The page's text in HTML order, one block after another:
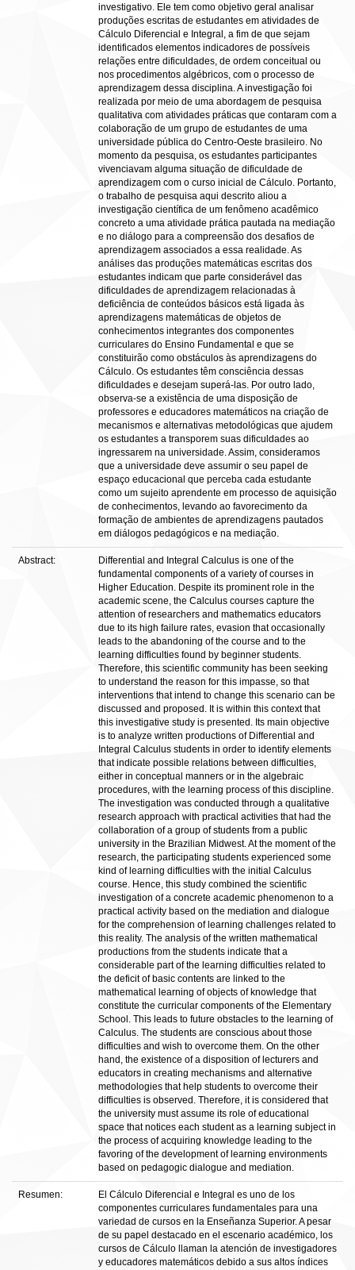
investigativo. Ele tem como objetivo geral analisar
produções escritas de estudantes em atividades de
Cálculo Diferencial e Integral, a fim de que sejam
identificados elementos indicadores de possíveis
relações entre dificuldades, de ordem conceitual ou
nos procedimentos algébricos, com o processo de
aprendizagem dessa disciplina. A investigação foi
realizada por meio de uma abordagem de pesquisa
qualitativa com atividades práticas que contaram com a
colaboração de um grupo de estudantes de uma
universidade pública do Centro-Oeste brasileiro. No
momento da pesquisa, os estudantes participantes
vivenciavam alguma situação de dificuldade de
aprendizagem com o curso inicial de Cálculo. Portanto,
o trabalho de pesquisa aqui descrito aliou a
investigação científica de um fenômeno acadêmico
concreto a uma atividade prática pautada na mediação
e no diálogo para a compreensão dos desafios de
aprendizagem associados a essa realidade. As
análises das produções matemáticas escritas dos
estudantes indicam que parte considerável das
dificuldades de aprendizagem relacionadas à
deficiência de conteúdos básicos está ligada às
aprendizagens matemáticas de objetos de
conhecimentos integrantes dos componentes
curriculares do Ensino Fundamental e que se
constituirão como obstáculos às aprendizagens do
Cálculo. Os estudantes têm consciência dessas
dificuldades e desejam superá-las. Por outro lado,
observa-se a existência de uma disposição de
professores e educadores matemáticos na criação de
mecanismos e alternativas metodológicas que ajudem
os estudantes a transporem suas dificuldades ao
ingressarem na universidade. Assim, consideramos
que a universidade deve assumir o seu papel de
espaço educacional que perceba cada estudante
como um sujeito aprendente em processo de aquisição
de conhecimentos, levando ao favorecimento da
formação de ambientes de aprendizagens pautados
em diálogos pedagógicos e na mediação.
Abstract:
Differential and Integral Calculus is one of the
fundamental components of a variety of courses in
Higher Education. Despite its prominent role in the
academic scene, the Calculus courses capture the
attention of researchers and mathematics educators
due to its high failure rates, evasion that occasionally
leads to the abandoning of the course and to the
learning difficulties found by beginner students.
Therefore, this scientific community has been seeking
to understand the reason for this impasse, so that
interventions that intend to change this scenario can be
discussed and proposed. It is within this context that
this investigative study is presented. Its main objective
is to analyze written productions of Differential and
Integral Calculus students in order to identify elements
that indicate possible relations between difficulties,
either in conceptual manners or in the algebraic
procedures, with the learning process of this discipline.
The investigation was conducted through a qualitative
research approach with practical activities that had the
collaboration of a group of students from a public
university in the Brazilian Midwest. At the moment of the
research, the participating students experienced some
kind of learning difficulties with the initial Calculus
course. Hence, this study combined the scientific
investigation of a concrete academic phenomenon to a
practical activity based on the mediation and dialogue
for the comprehension of learning challenges related to
this reality. The analysis of the written mathematical
productions from the students indicate that a
considerable part of the learning difficulties related to
the deficit of basic contents are linked to the
mathematical learning of objects of knowledge that
constitute the curricular components of the Elementary
School. This leads to future obstacles to the learning of
Calculus. The students are conscious about those
difficulties and wish to overcome them. On the other
hand, the existence of a disposition of lecturers and
educators in creating mechanisms and alternative
methodologies that help students to overcome their
difficulties is observed. Therefore, it is considered that
the university must assume its role of educational
space that notices each student as a learning subject in
the process of acquiring knowledge leading to the
favoring of the development of learning environments
based on pedagogic dialogue and mediation.
Resumen:
El Cálculo Diferencial e Integral es uno de los
componentes curriculares fundamentales para una
variedad de cursos en la Enseñanza Superior. A pesar
de su papel destacado en el escenario académico, los
cursos de Cálculo llaman la atención de investigadores
y educadores matemáticos debido a sus altos índices